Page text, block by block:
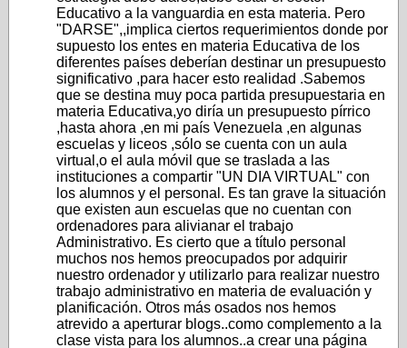
Educativo a la vanguardia en esta materia. Pero
"DARSE",,implica ciertos requerimientos donde por
supuesto los entes en materia Educativa de los
diferentes países deberían destinar un presupuesto
significativo ,para hacer esto realidad .Sabemos
que se destina muy poca partida presupuestaria en
materia Educativa,yo diría un presupuesto pírrico
,hasta ahora ,en mi país Venezuela ,en algunas
escuelas y liceos ,sólo se cuenta con un aula
virtual,o el aula móvil que se traslada a las
instituciones a compartir "UN DIA VIRTUAL" con
los alumnos y el personal. Es tan grave la situación
que existen aun escuelas que no cuentan con
ordenadores para alivianar el trabajo
Administrativo. Es cierto que a título personal
muchos nos hemos preocupados por adquirir
nuestro ordenador y utilizarlo para realizar nuestro
trabajo administrativo en materia de evaluación y
planificación. Otros más osados nos hemos
atrevido a aperturar blogs..como complemento a la
clase vista para los alumnos..a crear una página